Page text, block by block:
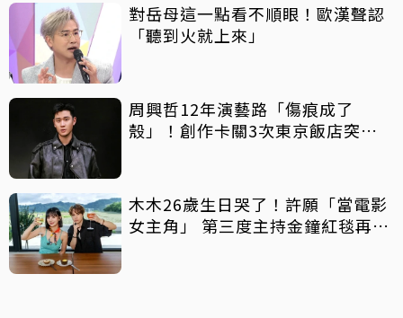
對岳母這一點看不順眼！歐漢聲認
「聽到火就上來」
周興哲12年演藝路「傷痕成了
殼」！創作卡關3次東京飯店突找
木木26歲生日哭了！許願「當電影
女主角」 第三度主持金鐘紅毯再喊